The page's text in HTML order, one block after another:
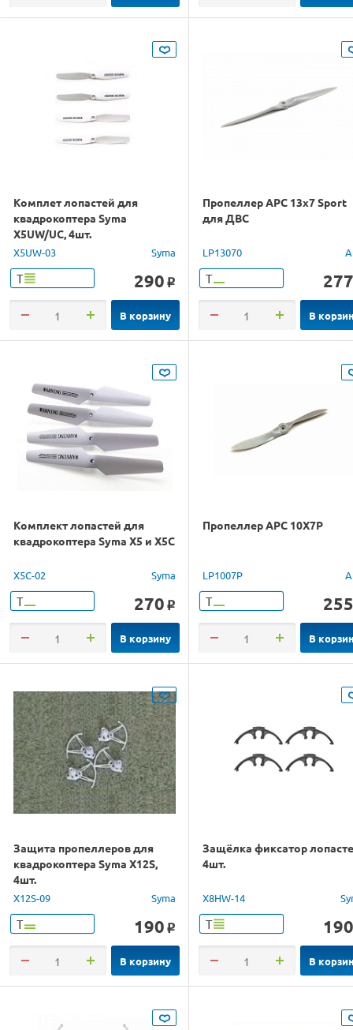
Комплет лопастей для
квадрокоптера Syma
X5UW/UC, 4шт.
X5UW-03 Syma
Т 290 o
В корзину
Пропеллер APC 13x7 Sport
для ДВС
LP13070
Т 277
В
Комплект лопастей для
квадрокоптера Syma X5 и X5C
X5C-02 Syma
Т 270 o
В корзину
Пропеллер APC 10X7P
LP1007P
Т 255
В
Защита пропеллеров для
квадрокоптера Syma X12S,
4шт.
X12S-09 Syma
Т 190 o
В корзину
Защёлка фиксатор
4шт.
X8HW-14
Т 190
В